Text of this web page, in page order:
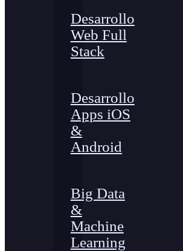
Desarrollo
Web Full
Stack
Desarrollo
Apps iOS
&
Android
Big Data
&
Machine
Learning